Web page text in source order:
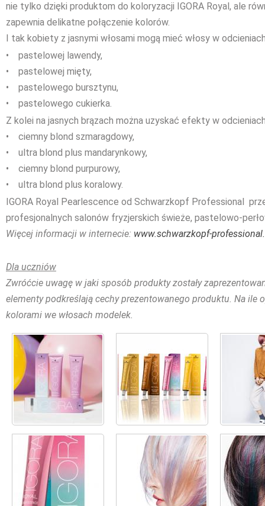
nie tylko dzięki produktom do koloryzacji IGORA Royal, ale
zapewnia delikatne połączenie kolorów.
I tak kobiety z jasnymi włosami mogą mieć włosy w
• pastelowej lawendy,
• pastelowej mięty,
• pastelowego bursztynu,
• pastelowego cukierka.
Z kolei na jasnych brązach można uzyskać efekty w
• ciemny blond szmaragdowy,
• ultra blond plus mandarynkowy,
• ciemny blond purpurowy,
• ultra blond plus koralowy.
IGORA Royal Pearlescence od Schwarzkopf Professional
profesjonalnych salonów fryzjerskich świeże, pastelowo-
Więcej informacji w internecie: www.schwarzkopf-
Dla uczniów
Zwróćcie uwagę w jaki sposób produkty zostały
elementy podkreślają cechy prezentowanego produktu. Na ile
kolorami we włosach modelek.